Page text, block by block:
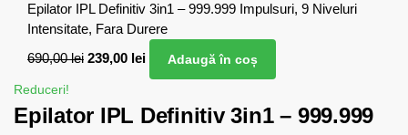
Epilator IPL Definitiv 3in1 – 999.999 Impulsuri, 9 Niveluri
Intensitate, Fara Durere
690,00lei 239,00 lei Adaugă în coș
Reduceri!
Epilator IPL Definitiv 3in1 – 999.999